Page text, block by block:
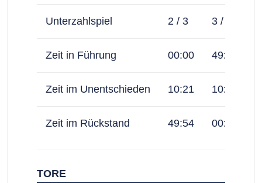
Unterzahlspiel 2 / 3 3 / 3
Zeit in Führung 00:00 49:54
Zeit im Unentschieden 10:21 10:21
Zeit im Rückstand 49:54 00:00
TORE